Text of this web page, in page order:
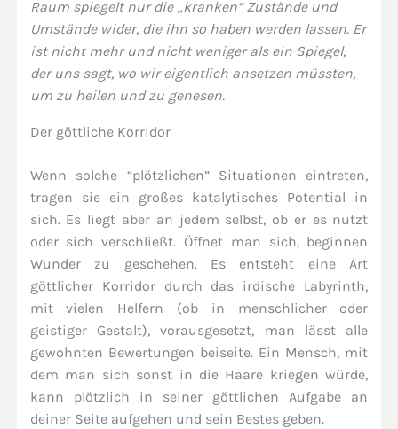
Raum spiegelt nur die „kranken“ Zustände und
Umstände wider, die ihn so haben werden lassen. Er
ist nicht mehr und nicht weniger als ein Spiegel,
der uns sagt, wo wir eigentlich ansetzen müssten,
um zu heilen und zu genesen.
Der göttliche Korridor
Wenn solche “plötzlichen” Situationen eintreten,
tragen sie ein großes katalytisches Potential in
sich. Es liegt aber an jedem selbst, ob er es nutzt
oder sich verschließt. Öffnet man sich, beginnen
Wunder zu geschehen. Es entsteht eine Art
göttlicher Korridor durch das irdische Labyrinth,
mit vielen Helfern (ob in menschlicher oder
geistiger Gestalt), vorausgesetzt, man lässt alle
gewohnten Bewertungen beiseite. Ein Mensch, mit
dem man sich sonst in die Haare kriegen würde,
kann plötzlich in seiner göttlichen Aufgabe an
deiner Seite aufgehen und sein Bestes geben.